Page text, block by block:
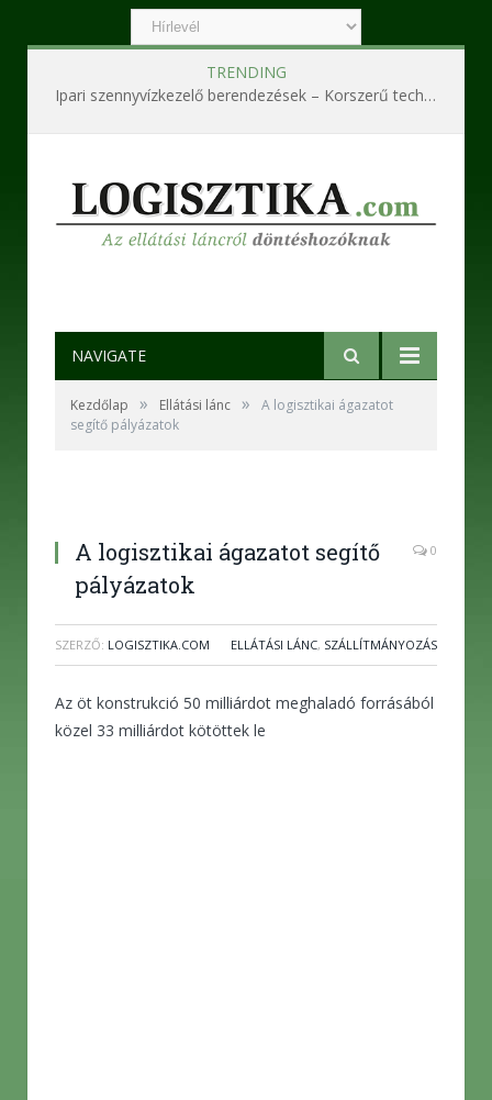
TRENDING
Ipari szennyvízkezelő berendezések – Korszerű technológiák a hatékony és fenntartható működésért
NAVIGATE
Kezdőlap » Ellátási lánc »
A logisztikai ágazatot
segítő pályázatok
A logisztikai ágazatot segítő
pályázatok
0
SZERZŐ: LOGISZTIKA.COM ELLÁTÁSI LÁNC, SZÁLLÍTMÁNYOZÁS
Az öt konstrukció 50 milliárdot meghaladó forrásából
közel 33 milliárdot kötöttek le